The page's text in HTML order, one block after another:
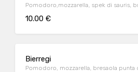
Pomodoro,mozzarella, spek di sauris,
10.00 €
Bierregi
Pomodoro, mozzarella, bresaola punta